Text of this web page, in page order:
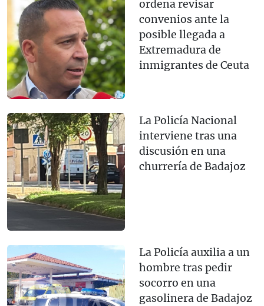
ordena revisar
convenios ante la
posible llegada a
Extremadura de
inmigrantes de Ceuta
La Policía Nacional
interviene tras una
discusión en una
churrería de Badajoz
La Policía auxilia a un
hombre tras pedir
socorro en una
gasolinera de Badajoz